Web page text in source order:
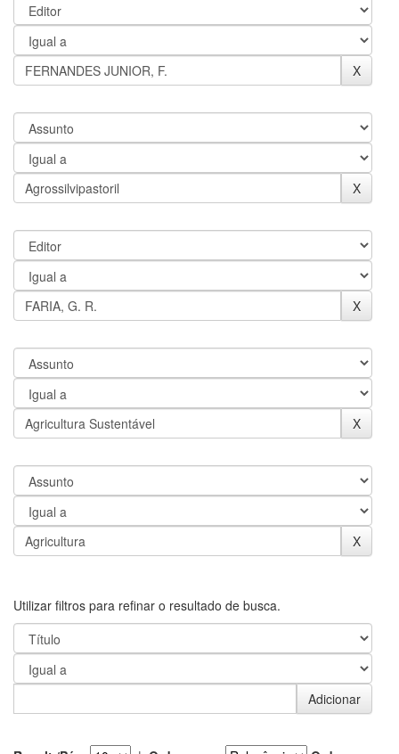
Utilizar filtros para refinar o resultado de busca.